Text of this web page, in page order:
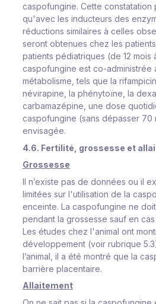
caspofungine. Cette constatation
qu'avec les inducteurs des
réductions similaires à celles
seront obtenues chez les
patients pédiatriques (de 12 mois
caspofungine est co-administrée
métabolisme, tels que la
névirapine, la phénytoïne, la
carbamazépine, une dose
caspofungine (sans dépasser 70
envisagée.
4.6. Fertilité, grossesse et
Grossesse
Il n’existe pas de données ou il
limitées sur l'utilisation de la
enceinte. La caspofungine ne
pendant la grossesse sauf en
Les études chez l'animal ont
développement (voir rubrique
l’animal, il a été montré que la
barrière placentaire.
Allaitement